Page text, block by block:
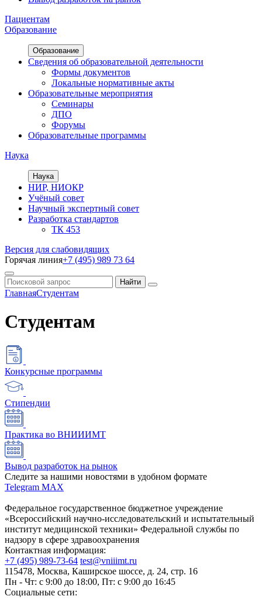
Пациентам
Образование
Образование
Сведения об образовательной деятельности
Формы документов
Локальные нормативные акты
Образовательные мероприятия
Семинары
ДПО
Форумы
Образовательные программы
Наука
Наука
НИР, НИОКР
Учёный совет
Научный экспертный совет
Разработка стандартов
ТК 453
Версия для слабовидящих
Горячая линия+7 (495) 989 73 64
ГлавнаяСтудентам
Студентам
Конкурсные программы
Стипендии
Практика во ВНИИИМТ
Вывод разработок на рынок
Следите за нашими новостями в удобном формате
Telegram MAX
Федеральное государственное бюджетное учреждение
«Всероссийский научно-исследовательский и испытательный
институт медицинской техники» Федеральной службы по
надзору в сфере здравоохранения
Контактная информация:
+7 (495) 989-73-64 test@vniiimt.ru
115478, Москва, Каширское шоссе, д. 24, стр. 16
Пн - Чт: с 9:00 до 18:00, Пт: с 9:00 до 16:45
Социальные сети: